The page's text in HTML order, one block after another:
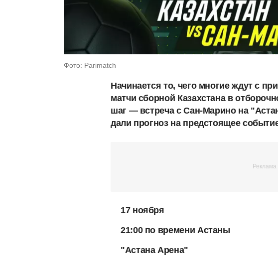
Фото: Parimatch
Начинается то, чего многие ждут с
матчи сборной Казахстана в
шаг — встреча с Сан-Марино на
дали прогноз на предстоящее
17 ноября
21:00 по времени Астаны
"Астана Арена"